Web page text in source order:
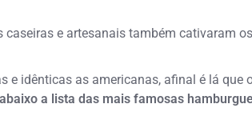
e artesanais também cativaram
idênticas as americanas, afinal é lá que
a lista das mais famosas